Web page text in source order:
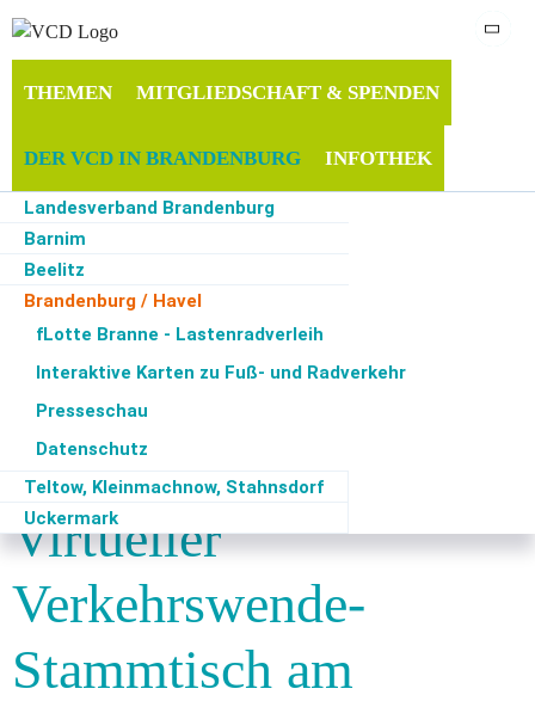
THEMEN MITGLIEDSCHAFT & SPENDEN
DER VCD IN BRANDENBURG
Landesverband Brandenburg
Barnim
Beelitz
Brandenburg / Havel
fLotte Branne - Lastenradverleih
Interaktive Karten zu Fuß- und Radverkehr
Presseschau
Datenschutz
Cottbus
Maerkisch-Oderland
Potsdam
Teltow, Kleinmachnow, Stahnsdorf
Uckermark
INFOTHEK
Start·Der VCD in Brandenburg·Brandenburg / Havel
Kreisgruppe Brandenburg / Havel
Kreisgruppe Brandenburg / Havel
Virtueller
Verkehrswende-
Stammtisch am